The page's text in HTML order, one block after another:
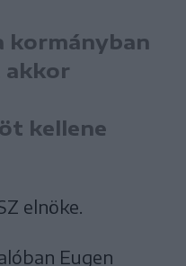
kormányban
akkor
kellene
elnöke.
Eugen